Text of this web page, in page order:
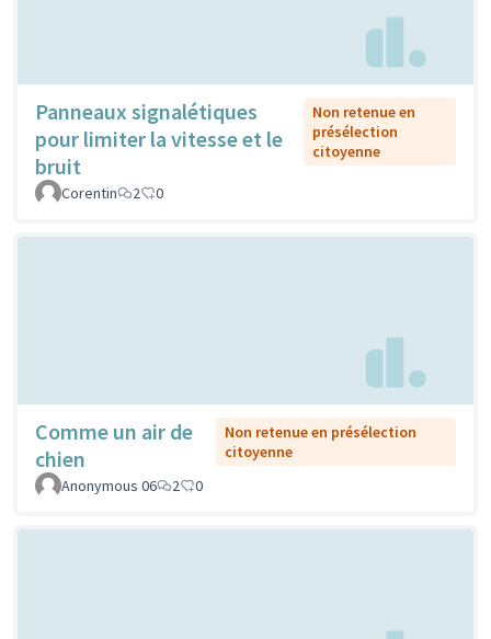
Panneaux signalétiques
pour limiter la vitesse et le
bruit
Non retenue en
présélection
citoyenne
Corentin 2 0
Comme un air de
chien
Non retenue en présélection
citoyenne
Anonymous 06
2 0